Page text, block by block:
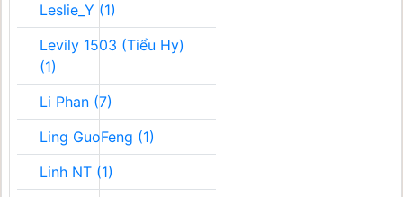
Leslie_Y (1)
Levily 1503 (Tiểu Hy)
(1)
Li Phan (7)
Ling GuoFeng (1)
Linh NT (1)